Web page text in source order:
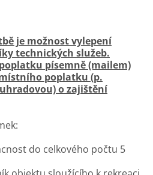
je možnost vylepení
technických služeb.
písemně (mailem)
poplatku (p.
o zajištění
do celkového počtu 5